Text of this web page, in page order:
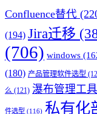
Confluence替代
(194) Jira迁移
(706) windows
(180) 产品管理软件选型
么 (121) 瀑布管理工具
件选型 (116) 私有化